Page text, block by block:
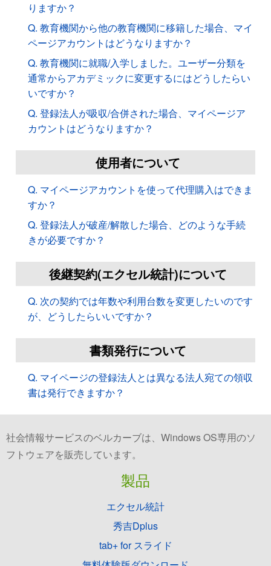
りますか？
Q. 教育機関から他の教育機関に移籍した場合、マイ
ページアカウントはどうなりますか？
Q. 教育機関に就職/入学しました。ユーザー分類を
通常からアカデミックに変更するにはどうしたらい
いですか？
Q. 登録法人が吸収/合併された場合、マイページア
カウントはどうなりますか？
使用者について
Q. マイページアカウントを使って代理購入はできま
すか？
Q. 登録法人が破産/解散した場合、どのような手続
きが必要ですか？
後継契約(エクセル統計)について
Q. 次の契約では年数や利用台数を変更したいのです
が、どうしたらいいですか？
書類発行について
Q. マイページの登録法人とは異なる法人宛ての領収
書は発行できますか？
社会情報サービスのベルカーブは、Windows OS専用のソ
フトウェアを販売しています。
製品
エクセル統計
秀吉Dplus
tab+ for スライド